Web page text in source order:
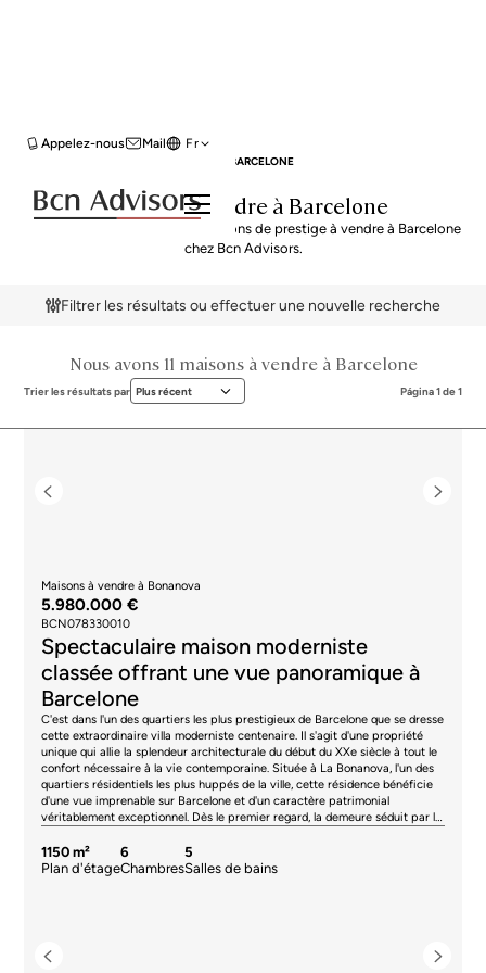
Mail
Appelez-nous Fr
BARCELONE
Maisons à vendre à Barcelone
Explorez notre sélection de maisons de prestige à vendre à Barcelone
chez Bcn Advisors.
Filtrer les résultats ou effectuer une nouvelle recherche
Nous avons 11 maisons à vendre à Barcelone
Trier les résultats par Plus récent Página 1 de 1
Maisons à vendre à Bonanova
5.980.000 €
BCN078330010
Spectaculaire maison moderniste
classée offrant une vue panoramique à
Barcelone
C'est dans l'un des quartiers les plus prestigieux de Barcelone que se dresse
cette extraordinaire villa moderniste centenaire. Il s'agit d'une propriété
unique qui allie la splendeur architecturale du début du XXe siècle à tout le
confort nécessaire à la vie contemporaine. Située à La Bonanova, l'un des
quartiers résidentiels les plus huppés de la ville, cette résidence bénéficie
d'une vue imprenable sur Barcelone et d'un caractère patrimonial
véritablement exceptionnel. Dès le premier regard, la demeure séduit par la
hall d'entrée vous accueille par un spectaculaire escalier en marbre,
agrémenté de délicats vitraux artisanaux, de luminaires décoratifs et de
et confort. De vastes salons, une salle à manger principale, un salon, un
bureau, une cuisine avec coin repas, plusieurs espaces de réception et des
1150 m²
Plan d'étage
6
Chambres
5
Salles de bains